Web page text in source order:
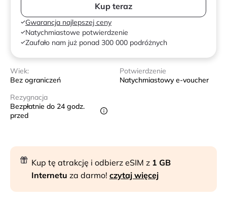
Kup teraz
Gwarancja najlepszej ceny
Natychmiastowe potwierdzenie
Zaufało nam już ponad 300 000 podróżnych
Wiek:
Bez ograniczeń
Potwierdzenie
Natychmiastowy e-voucher
Rezygnacja
Bezpłatnie do 24 godz.
przed
Kup tę atrakcję i odbierz eSIM z 1 GB
Internetu za darmo! czytaj więcej